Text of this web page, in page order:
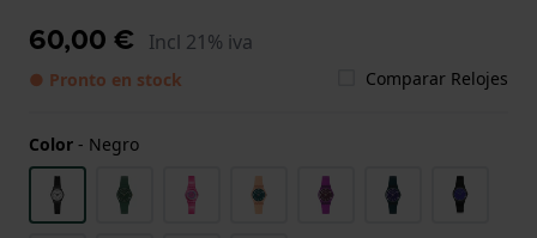
60,00 € Incl 21% iva
● Pronto en stock Comparar Relojes
Color - Negro